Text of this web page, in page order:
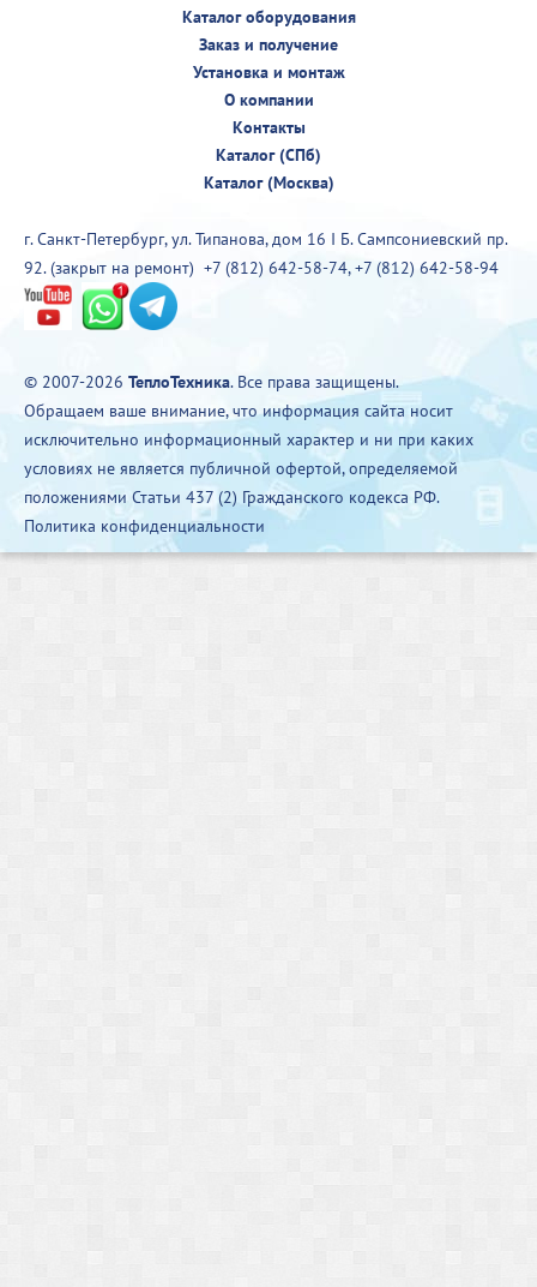
Каталог оборудования
Заказ и получение
Установка и монтаж
О компании
Контакты
Каталог (СПб)
Каталог (Москва)
г. Санкт-Петербург, ул. Типанова, дом 16 I Б. Сампсониевский пр.
92. (закрыт на ремонт) +7 (812) 642-58-74,+7 (812) 642-58-94
© 2007-2026 ТеплоТехника. Все права защищены.
Обращаем ваше внимание, что информация сайта носит
исключительно информационный характер и ни при каких
условиях не является публичной офертой, определяемой
положениями Статьи 437 (2) Гражданского кодекса РФ.
Политика конфиденциальности